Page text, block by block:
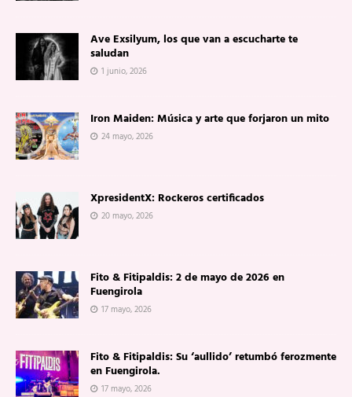
Ave Exsilyum, los que van a escucharte te
saludan
1 junio, 2026
Iron Maiden: Música y arte que forjaron un mito
24 mayo, 2026
XpresidentX: Rockeros certificados
20 mayo, 2026
Fito & Fitipaldis: 2 de mayo de 2026 en
Fuengirola
17 mayo, 2026
Fito & Fitipaldis: Su ‘aullido’ retumbó ferozmente
en Fuengirola.
17 mayo, 2026